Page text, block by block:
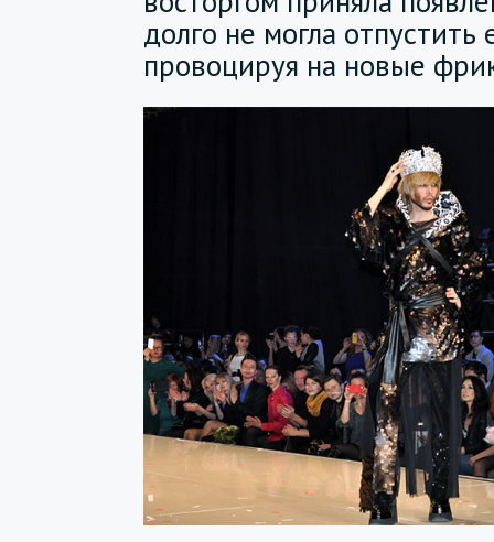
долго не могла отпустить
провоцируя на новые